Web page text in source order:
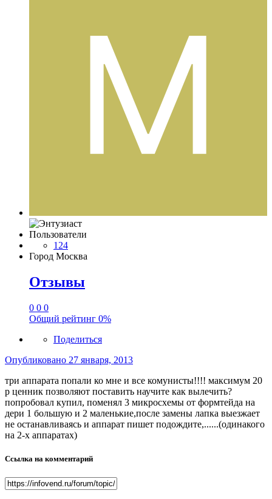
Пользователи
124
Город Москва
Отзывы
0 0 0
Общий рейтинг 0%
Поделиться
Опубликовано 27 января, 2013
три аппарата попали ко мне и все комунисты!!!! максимум 20
р ценник позволяют поставить научите как вылечить?
попробовал купил, поменял 3 микросхемы от формтейда на
дери 1 большую и 2 маленькие,после замены лапка выезжает
не останавливаясь и аппарат пишет подождите,......(одинакого
на 2-х аппаратах)
Ссылка на комментарий